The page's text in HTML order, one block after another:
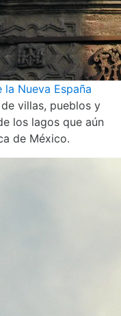
Nueva España
villas, pueblos y
los lagos que aún
de México.